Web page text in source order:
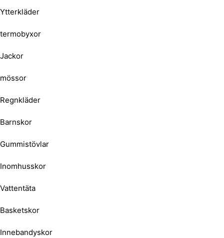
Ytterkläder
termobyxor
Jackor
mössor
Regnkläder
Barnskor
Gummistövlar
Inomhusskor
Vattentäta
Basketskor
Innebandyskor